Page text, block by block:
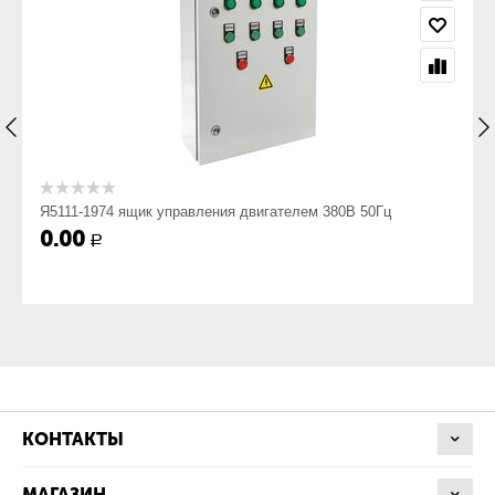
~50
Номинальное напряжение, В
Номинальный ток, А
Я5111-1974 ящик управления двигателем 380В 50Гц
0.00 Р
КОНТАКТЫ